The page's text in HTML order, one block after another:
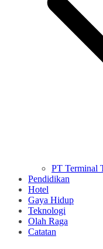
PT Terminal
Pendidikan
Hotel
Gaya Hidup
Teknologi
Olah Raga
Catatan